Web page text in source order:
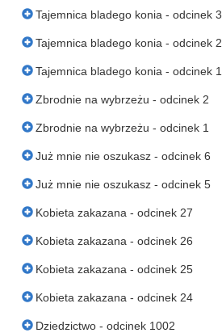
Tajemnica bladego konia - odcinek 3
Tajemnica bladego konia - odcinek 2
Tajemnica bladego konia - odcinek 1
Zbrodnie na wybrzeżu - odcinek 2
Zbrodnie na wybrzeżu - odcinek 1
Już mnie nie oszukasz - odcinek 6
Już mnie nie oszukasz - odcinek 5
Kobieta zakazana - odcinek 27
Kobieta zakazana - odcinek 26
Kobieta zakazana - odcinek 25
Kobieta zakazana - odcinek 24
Dziedzictwo - odcinek 1002